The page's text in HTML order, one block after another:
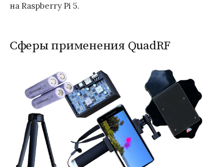
на Raspberry Pi 5.
Сферы применения QuadRF